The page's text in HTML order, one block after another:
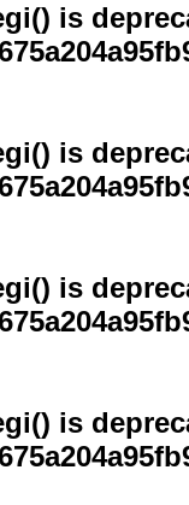
is
is
is
is